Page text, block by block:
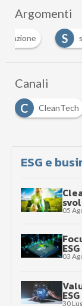
Argomenti
S
Canali
C
CleanTech
ESG e
05
03
30